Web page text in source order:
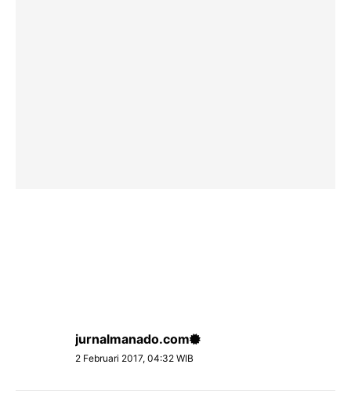
jurnalmanado.com
2 Februari 2017, 04:32 WIB